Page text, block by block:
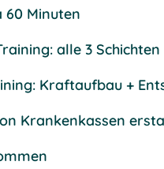
60 Minuten
alle 3
Kraftaufbau +
Krankenkassen